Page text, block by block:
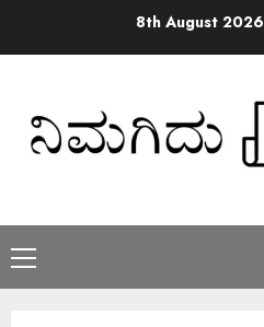
8th August 2026